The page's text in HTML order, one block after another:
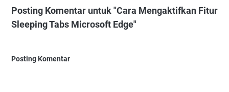
Posting Komentar untuk "Cara Mengaktifkan Fitur
Sleeping Tabs Microsoft Edge"
Posting Komentar